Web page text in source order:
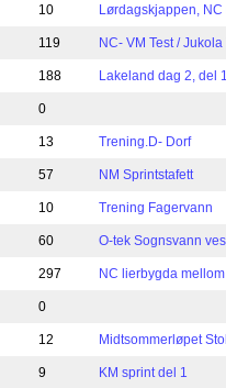
10 Lørdagskjappen, NC
119 NC- VM Test / Jukola
188 Lakeland dag 2, del 1
0
13 Trening.D- Dorf
57 NM Sprintstafett
10 Trening Fagervann
60 O-tek Sognsvann
297 NC lierbygda mellom
0
12 Midtsommerløpet
9 KM sprint del 1